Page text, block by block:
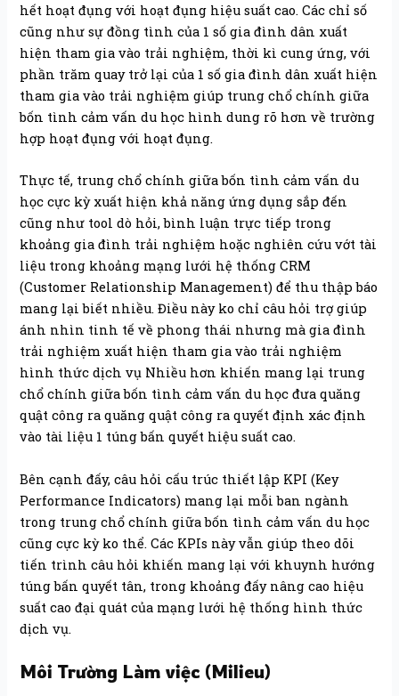
hết hoạt đụng với hoạt đụng hiệu suất cao. Các chỉ số
cũng như sự đồng tình của 1 số gia đình dân xuất
hiện tham gia vào trải nghiệm, thời kì cung ứng, với
phần trăm quay trở lại của 1 số gia đình dân xuất hiện
tham gia vào trải nghiệm giúp trung chổ chính giữa
bốn tình cảm vấn du học hình dung rõ hơn về trường
hợp hoạt đụng với hoạt đụng.
Thực tế, trung chổ chính giữa bốn tình cảm vấn du
học cực kỳ xuất hiện khả năng ứng dụng sắp đến
cũng như tool dò hỏi, bình luận trực tiếp trong
khoảng gia đình trải nghiệm hoặc nghiên cứu vớt tài
liệu trong khoảng mạng lưới hệ thống CRM
(Customer Relationship Management) để thu thập báo
mang lại biết nhiều. Điều này ko chỉ câu hỏi trợ giúp
ánh nhìn tinh tế về phong thái nhưng mà gia đình
trải nghiệm xuất hiện tham gia vào trải nghiệm
hình thức dịch vụ Nhiều hơn khiến mang lại trung
chổ chính giữa bốn tình cảm vấn du học đưa quăng
quật công ra quăng quật công ra quyết định xác định
vào tài liệu 1 túng bấn quyết hiệu suất cao.
Bên cạnh đấy, câu hỏi cấu trúc thiết lập KPI (Key
Performance Indicators) mang lại mỗi ban ngành
trong trung chổ chính giữa bốn tình cảm vấn du học
cũng cực kỳ ko thể. Các KPIs này vẫn giúp theo dõi
tiến trình câu hỏi khiến mang lại với khuynh hướng
túng bấn quyết tân, trong khoảng đấy nâng cao hiệu
suất cao đại quát của mạng lưới hệ thống hình thức
dịch vụ.
Môi Trường Làm việc (Milieu)